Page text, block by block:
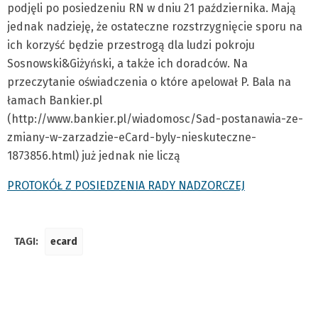
podjęli po posiedzeniu RN w dniu 21 października. Mają
jednak nadzieję, że ostateczne rozstrzygnięcie sporu na
ich korzyść będzie przestrogą dla ludzi pokroju
Sosnowski&Giżyński, a także ich doradców. Na
przeczytanie oświadczenia o które apelował P. Bala na
łamach Bankier.pl
(http://www.bankier.pl/wiadomosc/Sad-postanawia-ze-
zmiany-w-zarzadzie-eCard-byly-nieskuteczne-
1873856.html) już jednak nie liczą
PROTOKÓŁ Z POSIEDZENIA RADY NADZORCZEJ
TAGI: ecard